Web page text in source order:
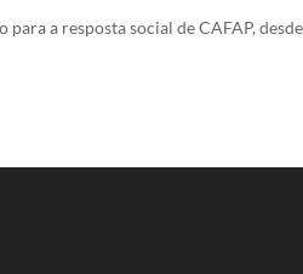
a resposta social de CAFAP,